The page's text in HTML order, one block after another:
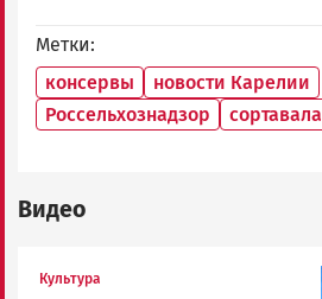
Метки
консервы
новости Карелии
Россельхознадзор
сортавала
Видео
Культура